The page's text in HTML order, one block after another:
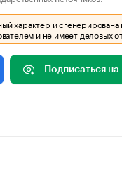
характер и сгенерирована
и не имеет деловых
Подписаться